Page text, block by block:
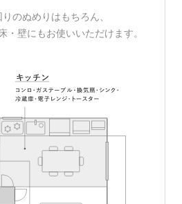
のぬめりはもちろん、
・壁にもお使いいただけます。